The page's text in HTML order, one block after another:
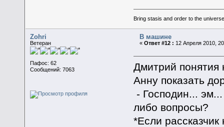
Bring stasis and order to the
Zohri
Ветеран
Пафос: 62
Сообщений: 7063
В машине
«Ответ #12 : 12 Апреля 2010,
Дмитрий понятия
Анну показать
- Господин...
либо вопросы?
*Если